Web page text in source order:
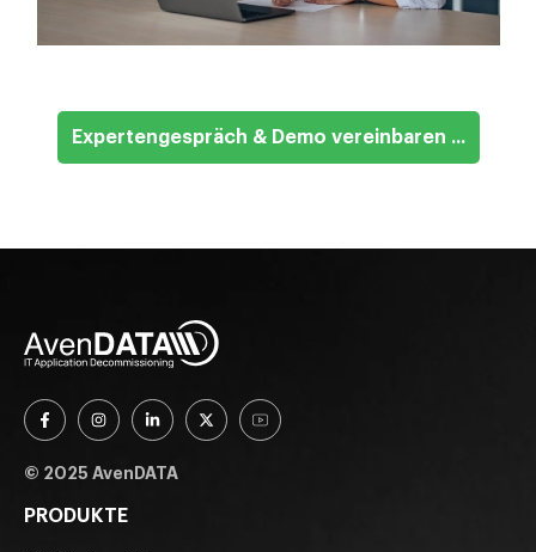
Expertengespräch & Demo vereinbaren ...
© 2025 AvenDATA
PRODUKTE